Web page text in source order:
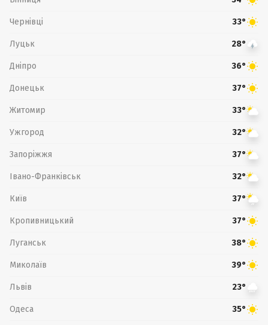
Чернівці 33°
Луцьк 28°
Дніпро 36°
Донецьк 37°
Житомир 33°
Ужгород 32°
Запоріжжя 37°
Івано-Франківськ 32°
Київ 37°
Кропивницький 37°
Луганськ 38°
Миколаїв 39°
Львів 23°
Одеса 35°